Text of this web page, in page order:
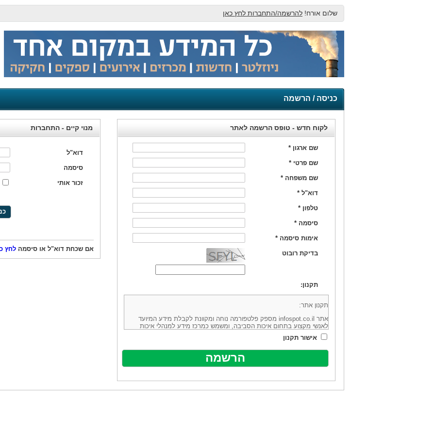
שלום אורח! להרשמה/התחברות לחץ כאן
כניסה / הרשמה
מנוי קיים - התחברות
דוא"ל
סיסמה
זכור אותי
אם שכחת דוא"ל או סיסמה לחץ
לקוח חדש - טופס הרשמה לאתר
שם ארגון *
שם פרטי *
שם משפחה *
דוא"ל *
טלפון *
סיסמה *
אימות סיסמה *
בדיקת רובוט
תקנון:
תקנון אתר:
אתר infospot.co.il מספק פלטפורמה נוחה ומקוונת לקבלת מידע המיועד
לאנשי מקצוע בתחום איכות הסביבה, ומשמש כמרכז מידע למנהלי איכות
סביבה (להלן: "המידע"). האתר בבעלותה ובניהולה של חברת יזמות וידע
מיקוד 6113102 ובדוא"ל: office@infospot.co.il (להלן: "האתר").
האתר אינו מספק את השירותים המפורסמים באתר ע"י ספקים שונים, איננו
מוכר את השירות המוצע באתר ע"י ספקים שונים, איננו מעורב במתן השירות
אלקטרונית של פרסום עבור נותני שירותים אלו. במילים אחרות, האחריות על
ביצוע העסקה בין הגולשים לבין המפרסמים נותני השירות ואיכותה מוטלת על
אישור תקנון